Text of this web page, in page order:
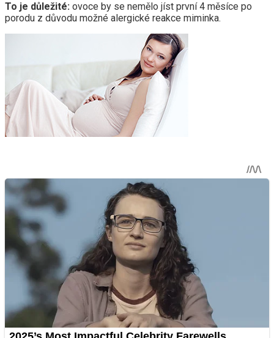
To je důležité: ovoce by se nemělo jíst první 4 měsíce po
porodu z důvodu možné alergické reakce miminka.